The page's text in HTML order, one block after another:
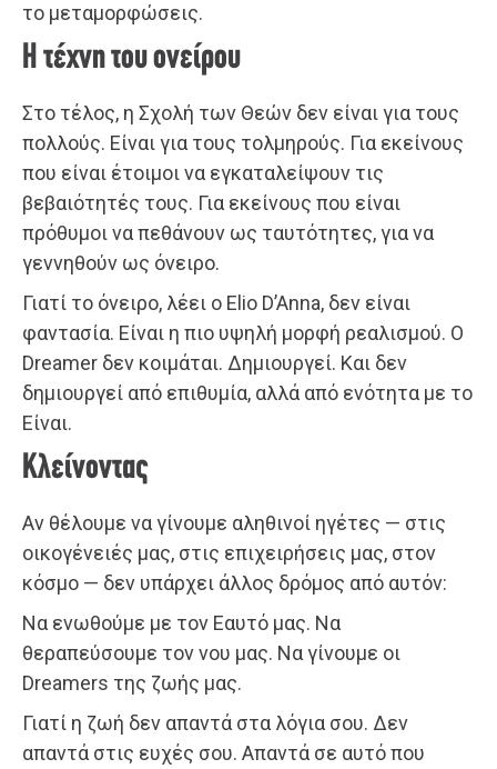
το μεταμορφώσεις.
Η τέχνη του ονείρου
Στο τέλος, η Σχολή των Θεών δεν είναι για τους
πολλούς. Είναι για τους τολμηρούς. Για εκείνους
που είναι έτοιμοι να εγκαταλείψουν τις
βεβαιότητές τους. Για εκείνους που είναι
πρόθυμοι να πεθάνουν ως ταυτότητες, για να
γεννηθούν ως όνειρο.
Γιατί το όνειρο, λέει ο Elio D’Anna, δεν είναι
φαντασία. Είναι η πιο υψηλή μορφή ρεαλισμού. Ο
Dreamer δεν κοιμάται. Δημιουργεί. Και δεν
δημιουργεί από επιθυμία, αλλά από ενότητα με το
Είναι.
Κλείνοντας
Αν θέλουμε να γίνουμε αληθινοί ηγέτες — στις
οικογένειές μας, στις επιχειρήσεις μας, στον
κόσμο — δεν υπάρχει άλλος δρόμος από αυτόν:
Να ενωθούμε με τον Εαυτό μας. Να
θεραπεύσουμε τον νου μας. Να γίνουμε οι
Dreamers της ζωής μας.
Γιατί η ζωή δεν απαντά στα λόγια σου. Δεν
απαντά στις ευχές σου. Απαντά σε αυτό που